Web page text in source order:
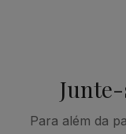
Para além da